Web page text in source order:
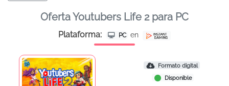
Oferta Youtubers Life 2 para PC
Plataforma: PC en
Formato digital
Disponible